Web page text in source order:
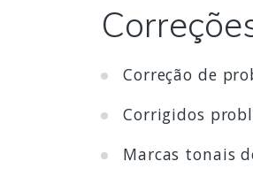
Correção de
Corrigidos
Marcas tonais